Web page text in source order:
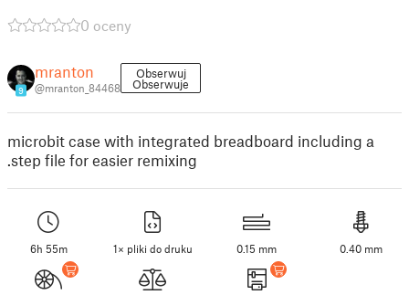
0 oceny
9
mranton
@mranton_84468
Obserwuj
Obserwuje
microbit case with integrated breadboard including a
.step file for easier remixing
6h 55m 1× pliki do druku 0.15 mm 0.40 mm